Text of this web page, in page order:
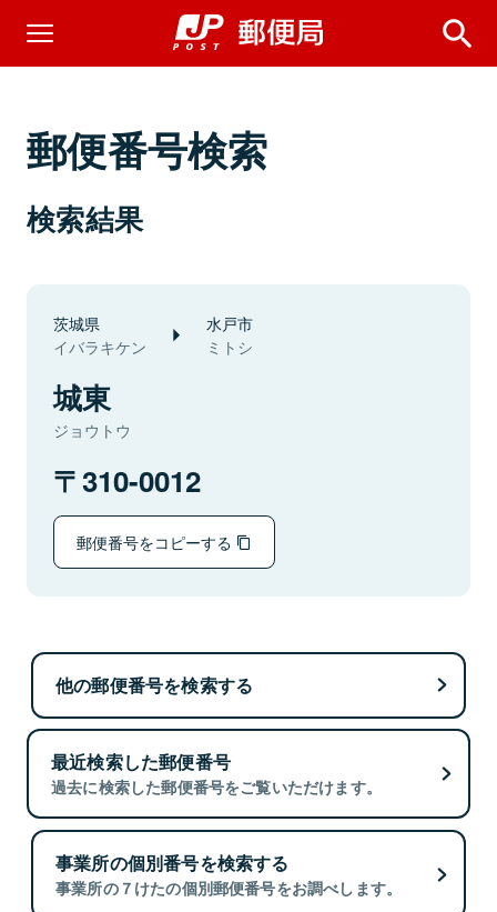
郵便番号検索
検索結果
茨城県
イバラキケン
水戸市
ミトシ
城東
ジョウトウ
310-0012
郵便番号をコピーする
他の郵便番号を検索する
最近検索した郵便番号
過去に検索した郵便番号をご覧いただけます。
事業所の個別番号を検索する
事業所の７けたの個別郵便番号をお調べします。